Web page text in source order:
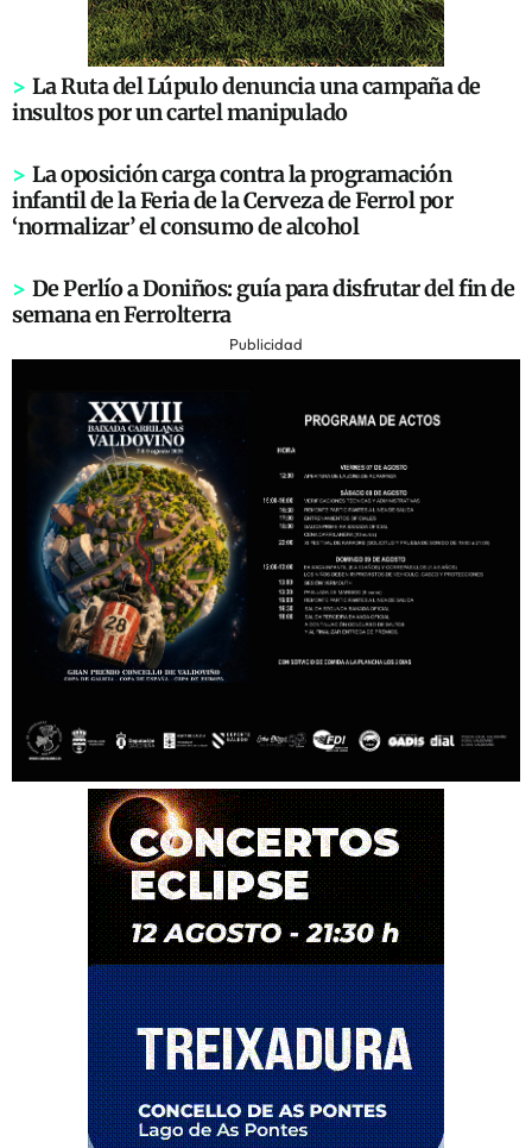
> La Ruta del Lúpulo denuncia una campaña de
insultos por un cartel manipulado
> La oposición carga contra la programación
infantil de la Feria de la Cerveza de Ferrol por
‘normalizar’ el consumo de alcohol
> De Perlío a Doniños: guía para disfrutar del fin de
semana en Ferrolterra
Publicidad